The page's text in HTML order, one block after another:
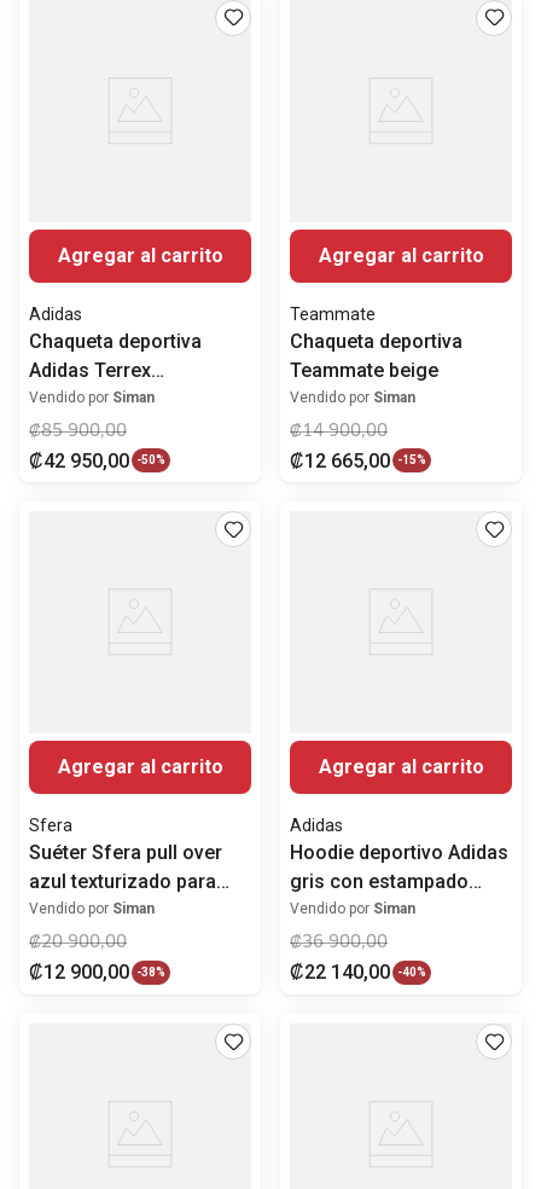
Agregar al carrito
Adidas
Chaqueta deportiva
Adidas Terrex
anaranjada degradada
para hombre
Vendido por Siman
₡85 900,00
₡42 950,00 -50%
Agregar al carrito
Teammate
Chaqueta deportiva
Teammate beige
Vendido por Siman
₡14 900,00
₡12 665,00 -15%
Agregar al carrito
Sfera
Suéter Sfera pull over
azul texturizado para
hombre
Vendido por Siman
₡20 900,00
₡12 900,00 -38%
Agregar al carrito
Adidas
Hoodie deportivo Adidas
gris con estampado
para hombre
Vendido por Siman
₡36 900,00
₡22 140,00 -40%